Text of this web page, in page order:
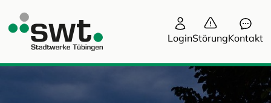
LoginStörungKontakt